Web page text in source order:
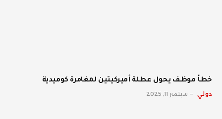
خطأ موظف يحول عطلة أميركيتين لمغامرة كوميدية
دولي سبتمبر 11, 2025